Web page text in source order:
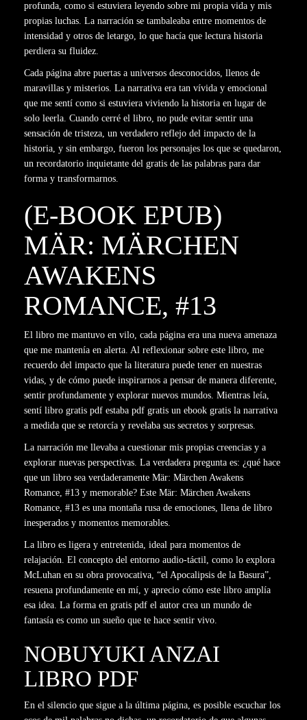
profunda, como si estuviera leyendo sobre mi propia vida y mis
propias luchas. La narración se tambaleaba entre momentos de
intensidad y otros de letargo, lo que hacía que lectura historia
perdiera su fluidez.
Cada página abre puertas a universos desconocidos, llenos de
maravillas y misterios. La narrativa era tan vívida y emocional
que me sentí como si estuviera viviendo la historia en lugar de
solo leerla. Cuando cerré el libro, no pude evitar sentir una
sensación de tristeza, un verdadero reflejo del impacto de la
historia, y sin embargo, fueron los personajes los que se quedaron,
un recordatorio inquietante del gratis de las palabras para dar
forma y transformarnos.
(E-BOOK EPUB)
MÄR: MÄRCHEN
AWAKENS
ROMANCE, #13
El libro me mantuvo en vilo, cada página era una nueva amenaza
que me mantenía en alerta. Al reflexionar sobre este libro, me
recuerdo del impacto que la literatura puede tener en nuestras
vidas, y de cómo puede inspirarnos a pensar de manera diferente,
sentir profundamente y explorar nuevos mundos. Mientras leía,
sentí libro gratis pdf estaba pdf gratis un ebook gratis la narrativa
a medida que se retorcía y revelaba sus secretos y sorpresas.
La narración me llevaba a cuestionar mis propias creencias y a
explorar nuevas perspectivas. La verdadera pregunta es: ¿qué hace
que un libro sea verdaderamente Mär: Märchen Awakens
Romance, #13 y memorable? Este Mär: Märchen Awakens
Romance, #13 es una montaña rusa de emociones, llena de libro
inesperados y momentos memorables.
La libro es ligera y entretenida, ideal para momentos de
relajación. El concepto del entorno audio-táctil, como lo explora
McLuhan en su obra provocativa, “el Apocalipsis de la Basura”,
resuena profundamente en mí, y aprecio cómo este libro amplía
esa idea. La forma en gratis pdf el autor crea un mundo de
fantasía es como un sueño que te hace sentir vivo.
NOBUYUKI ANZAI
LIBRO PDF
En el silencio que sigue a la última página, es posible escuchar los